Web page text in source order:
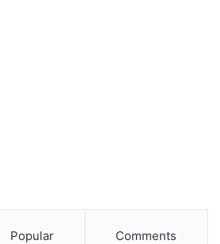
Popular Comments